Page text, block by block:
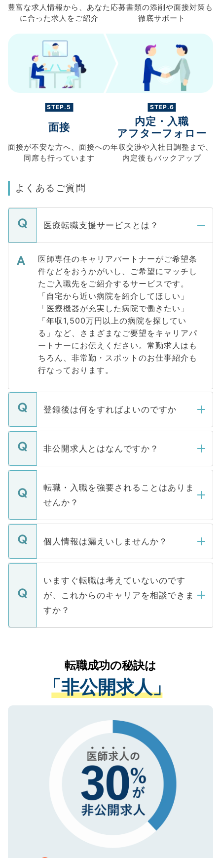
豊富な求人情報から、 あなた
に合った求人を ご紹介
応募書類の添削や面接対策も
徹底サポート
STEP.5
面接
面接が不安な方へ、 面接への
同席も行っています
STEP.6
内定・入職
アフターフォロー
年収交渉や入社日調整まで、
内定後もバックアップ
よくあるご質問
医療転職支援サービスとは？
医師専任のキャリアパートナーがご希望条
件などをおうかがいし、ご希望にマッチし
たご入職先をご紹介するサービスです。
「自宅から近い病院を紹介してほしい」
「医療機器が充実した病院で働きたい」
「年収1,500万円以上の病院を探してい
る」など、さまざまなご要望をキャリアパ
ートナーにお伝えください。常勤求人はも
ちろん、非常勤・スポットのお仕事紹介も
行なっております。
登録後は何をすればよいのですか
ご登録いただきましたら、弊社担当者がご
登録内容を確認し、その後メールもしくは
ます。通常、5営業日以内にはご連絡をせて
いただきますので、しばらくお待ちくださ
い。
非公開求人とはなんですか？
マイナビDOCTORで取り扱っている求人の
うち約3割は、Webサイトからご覧いただ
けない「非公開求人」です。非公開求人は
下記の理由によって、一般には公開してい
ません。
■応募殺到を避けるため 人気のある医療機
関を公にしてしまうと、応募が殺到する場
に、医療機関が求める条件に合った人材の
みを人材紹介会社に依頼するケースが増え
ています。
転職・入職を強要されることはありま
せんか？
転職・入職を強要することは一切ありませ
ん。また、仮に応募先から内定をいただい
定を承諾する必要はありません。内定先へ
の辞退の連絡はキャリアパートナーが行い
ますので、ご安心ください。
個人情報は漏えいしませんか？
個人情報が漏えいすることはありませんの
で、ご安心ください。当サイトからの登録
などで収集したご登録者様の個人情報は、
ご本人のキャリアアップおよび転職活動の
支援を目的に使用いたします。お預かりし
ているすべての個人データはご本人の許可
は、個人情報の取り扱いについての厳密な
管理基準を満たした事業者のみに付与され
る、プライバシーマークを取得済みです。
ご登録いただいた個人情報は、SSL（デー
で、機密保持に関してもご安心ください。
いますぐ転職は考えていないのです
が、これからのキャリアを相談できま
すか？
かがいして、現在の医療機関の状況や紹介
経験をまじえながら、適切なアドバイスを
させていただきます。すぐにご転職をされ
ない方には、長期的なサポートが可能です
ので、まずはご登録ください。
転職成功の秘訣は
「非公開求人」